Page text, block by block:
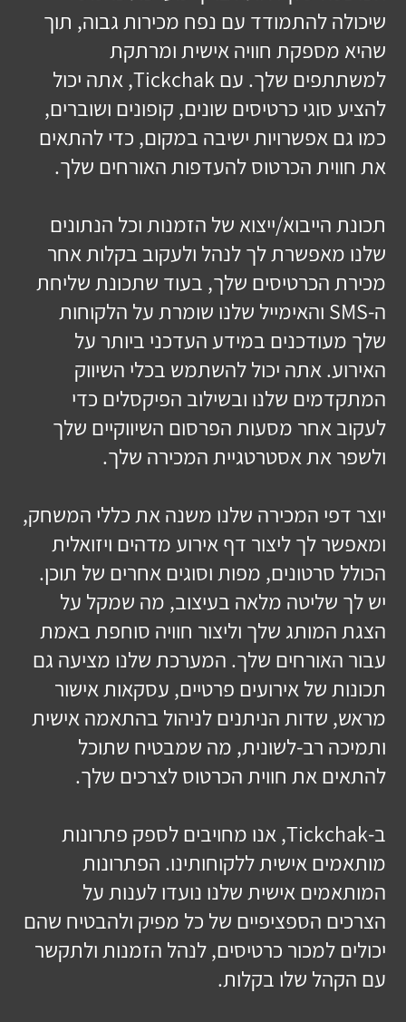
שיכולה להתמודד עם נפח מכירות גבוה, תוך
שהיא מספקת חוויה אישית ומרתקת
למשתתפים שלך. עם Tickchak, אתה יכול
להציע סוגי כרטיסים שונים, קופונים ושוברים,
כמו גם אפשרויות ישיבה במקום, כדי להתאים
את חווית הכרטוס להעדפות האורחים שלך.
תכונת הייבוא/ייצוא של הזמנות וכל הנתונים
שלנו מאפשרת לך לנהל ולעקוב בקלות אחר
מכירת הכרטיסים שלך, בעוד שתכונת שליחת
ה-SMS והאימייל שלנו שומרת על הלקוחות
שלך מעודכנים במידע העדכני ביותר על
האירוע. אתה יכול להשתמש בכלי השיווק
המתקדמים שלנו ובשילוב הפיקסלים כדי
לעקוב אחר מסעות הפרסום השיווקיים שלך
ולשפר את אסטרטגיית המכירה שלך.
יוצר דפי המכירה שלנו משנה את כללי המשחק,
ומאפשר לך ליצור דף אירוע מדהים ויזואלית
הכולל סרטונים, מפות וסוגים אחרים של תוכן.
יש לך שליטה מלאה בעיצוב, מה שמקל על
הצגת המותג שלך וליצור חוויה סוחפת באמת
עבור האורחים שלך. המערכת שלנו מציעה גם
תכונות של אירועים פרטיים, עסקאות אישור
מראש, שדות הניתנים לניהול בהתאמה אישית
ותמיכה רב-לשונית, מה שמבטיח שתוכל
להתאים את חווית הכרטוס לצרכים שלך.
ב-Tickchak, אנו מחויבים לספק פתרונות
מותאמים אישית ללקוחותינו. הפתרונות
המותאמים אישית שלנו נועדו לענות על
הצרכים הספציפיים של כל מפיק ולהבטיח שהם
יכולים למכור כרטיסים, לנהל הזמנות ולתקשר
עם הקהל שלו בקלות.